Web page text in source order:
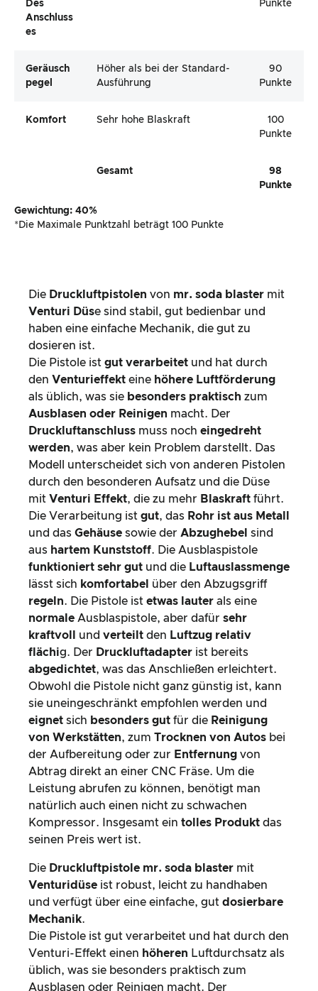
Des
Anschluss
Es
Punkte
Geräusch
Pegel
Höher als bei der Standard-
Ausführung
90
Punkte
Komfort Sehr hohe Blaskraft
100
Punkte
Gesamt
98
Punkte
Gewichtung: 40%
*Die Maximale Punktzahl beträgt 100 Punkte
Die Druckluftpistolen von mr. soda blaster mit
Venturi Düse sind stabil, gut bedienbar und
haben eine einfache Mechanik, die gut zu
dosieren ist.
Die Pistole ist gut verarbeitet und hat durch
den Venturieffekt eine höhere Luftförderung
als üblich, was sie besonders praktisch zum
Ausblasen oder Reinigen macht. Der
Druckluftanschluss muss noch eingedreht
werden, was aber kein Problem darstellt. Das
Modell unterscheidet sich von anderen Pistolen
durch den besonderen Aufsatz und die Düse
mit Venturi Effekt, die zu mehr Blaskraft führt.
Die Verarbeitung ist gut, das Rohr ist aus Metall
und das Gehäuse sowie der Abzughebel sind
aus hartem Kunststoff. Die Ausblaspistole
funktioniert sehr gut und die Luftauslassmenge
lässt sich komfortabel über den Abzugsgriff
regeln. Die Pistole ist etwas lauter als eine
normale Ausblaspistole, aber dafür sehr
kraftvoll
und verteilt den Luftzug relativ
flächig. Der Druckluftadapter ist bereits
abgedichtet, was das Anschließen erleichtert.
Obwohl die Pistole nicht ganz günstig ist, kann
sie uneingeschränkt empfohlen werden und
eignet sich besonders gut für die Reinigung
von Werkstätten, zum Trocknen von Autos bei
der Aufbereitung oder zur Entfernung von
Abtrag direkt an einer CNC Fräse. Um die
Leistung abrufen zu können, benötigt man
natürlich auch einen nicht zu schwachen
Kompressor. Insgesamt ein tolles Produkt das
seinen Preis wert ist.
Die Druckluftpistole mr. soda blaster mit
Venturidüse ist robust, leicht zu handhaben
und verfügt über eine einfache, gut dosierbare
Mechanik.
Die Pistole ist gut verarbeitet und hat durch den
Venturi-Effekt einen höheren Luftdurchsatz als
üblich, was sie besonders praktisch zum
Ausblasen oder Reinigen macht. Der